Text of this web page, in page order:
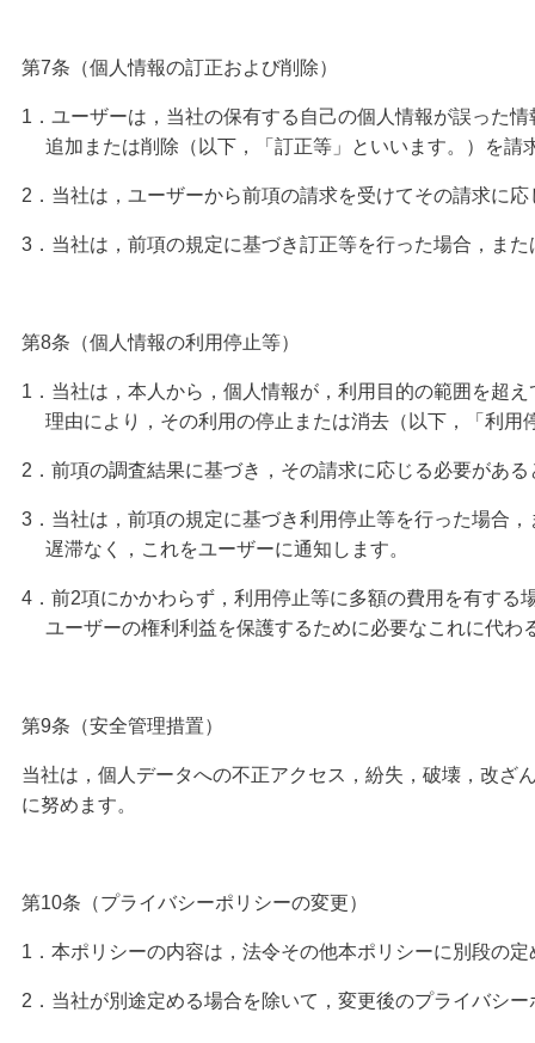
第7条（個人情報の訂正および削除）
1．ユーザーは，当社の保有する自己の個人情報が誤った
追加または削除（以下，「訂正等」といいます。）を請
2．当社は，ユーザーから前項の請求を受けてその請求に
3．当社は，前項の規定に基づき訂正等を行った場合，ま
第8条（個人情報の利用停止等）
1．当社は，本人から，個人情報が，利用目的の範囲を超
理由により，その利用の停止または消去（以下，「利用
2．前項の調査結果に基づき，その請求に応じる必要があ
3．当社は，前項の規定に基づき利用停止等を行った場合
遅滞なく，これをユーザーに通知します。
4．前2項にかかわらず，利用停止等に多額の費用を有す
ユーザーの権利利益を保護するために必要なこれに代わ
第9条（安全管理措置）
当社は，個人データへの不正アクセス，紛失，破壊，改ざ
に努めます。
第10条（プライバシーポリシーの変更）
1．本ポリシーの内容は，法令その他本ポリシーに別段の
2．当社が別途定める場合を除いて，変更後のプライバシ